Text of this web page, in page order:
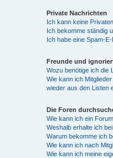
Private Nachrichten
Ich kann keine
Ich bekomme ständig
Ich habe eine Spam-
Freunde und
Wozu benötige ich die
Wie kann ich
wieder aus den Listen
Die Foren
Wie kann ich ein
Weshalb erhalte ich
Warum bekomme ich
Wie kann ich nach
Wie kann ich meine